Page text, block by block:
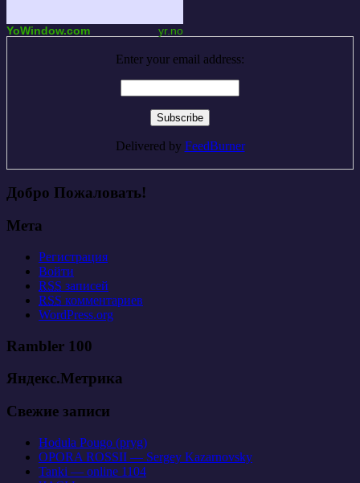
YoWindow.com yr.no
Enter your email address:
Delivered by FeedBurner
Добро Пожаловать!
Мета
Регистрация
Войти
RSS записей
RSS комментариев
WordPress.org
Rambler 100
Яндекс.Метрика
Свежие записи
Hodula Pougo (pryg)
OPORA ROSSII — Sergey Kazarnovsky
Tanki — online 1104